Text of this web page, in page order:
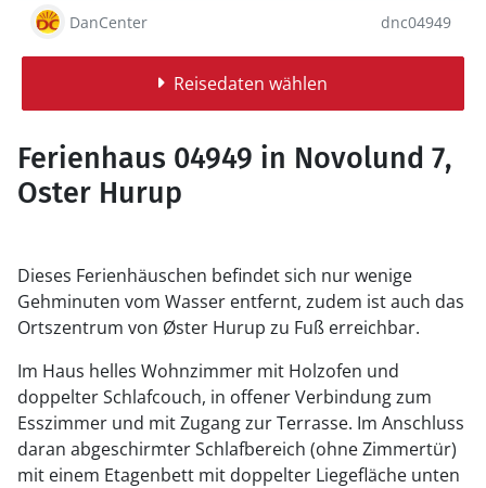
DanCenter dnc04949
Reisedaten wählen
Ferienhaus 04949 in Novolund 7,
Oster Hurup
Dieses Ferienhäuschen befindet sich nur wenige
Gehminuten vom Wasser entfernt, zudem ist auch das
Ortszentrum von Øster Hurup zu Fuß erreichbar.
Im Haus helles Wohnzimmer mit Holzofen und
doppelter Schlafcouch, in offener Verbindung zum
Esszimmer und mit Zugang zur Terrasse. Im Anschluss
daran abgeschirmter Schlafbereich (ohne Zimmertür)
mit einem Etagenbett mit doppelter Liegefläche unten